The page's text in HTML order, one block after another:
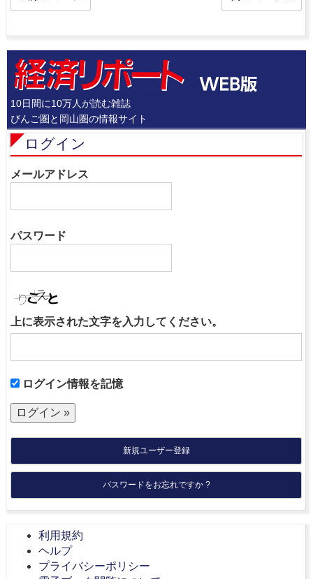
10日間に10万人が読む雑誌
びんご圏と岡山圏の情報サイト
ログイン
メールアドレス
パスワード
上に表示された文字を入力してください。
ログイン情報を記憶
新規ユーザー登録
パスワードをお忘れですか ?
利用規約
ヘルプ
プライバシーポリシー